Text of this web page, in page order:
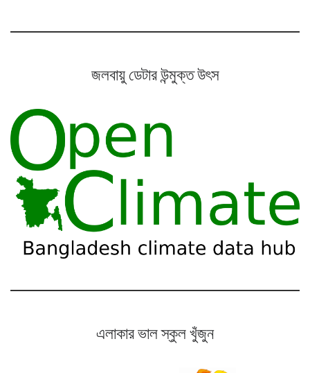
জলবায়ু ডেটার উন্মুক্ত উৎস
এলাকার ভাল স্কুল খুঁজুন